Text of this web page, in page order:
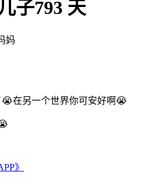
子793 天
妈
😭在另一个世界你可安好啊😭
》